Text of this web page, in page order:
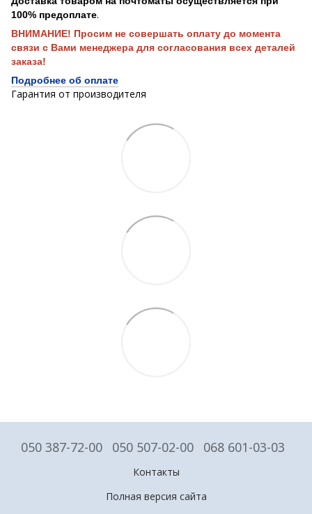
100% предоплате.
ВНИМАНИЕ! Просим не совершать оплату до момента
связи с Вами менеджера для согласования всех деталей
заказа!
Подробнее об оплате
Гарантия от производителя
050 387-72-00 050 507-02-00 068 601-03-03
Контакты
Полная версия сайта